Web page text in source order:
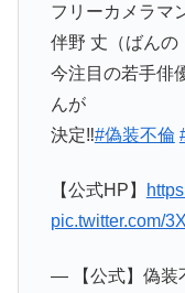
フリーカメラマ
伴野 丈（ばんの
今注目の若手俳
んが
決定‼️#偽装不倫
【公式HP】
pic.twitter.com/
— 【公式】偽装